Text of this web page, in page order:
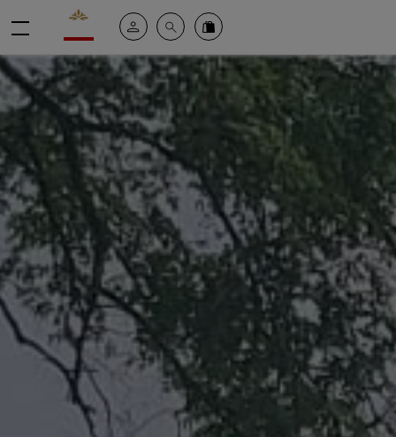
Valrhona - Imaginons le meilleur du chocolat
Il mio account
Cerca Ordinate i nostri prodotti online